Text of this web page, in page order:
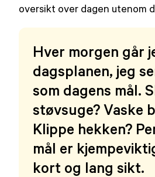
oversikt over dagen utenom
Hver morgen går
dagsplanen, jeg
som dagens mål.
støvsuge? Vaske
Klippe hekken?
mål er
kort og lang sikt.